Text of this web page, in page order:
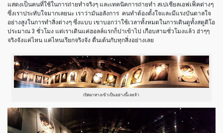
แสดงเป็นคนที่ใช้ในการถ่ายทำจริงๆ และเทคนิคการถ่ายทำ สเปเชียลเอฟเฟ็คต่างๆ
ซึ่งเราประทับใจมากเลยนะ เราว่ามันอลังการ คนทำต้องตั้งใจและมีแรงบันดาลใจ
อย่างสูงในการทำสิ่งต่างๆ ซึ่งแบบ เขาบอกว่าใช้เวลาทั้งหมดในการเดินดูทั้งสตูดิโอ
ประมาณ 3 ชั่วโมง แต่เราเดินแค่ฮอลล์แรกก็ปาเข้าไป เกือบสามชั่วโมงแล้ว ฮ่าๆๆ
จริงจังแค่ไหน แค่ไหนเรียกจริงจัง ตื่นเต้นกับทุกสิ่งอย่างเลย
เปิดมาทางเข้าเป็นอย่างนี้เลยจ้า